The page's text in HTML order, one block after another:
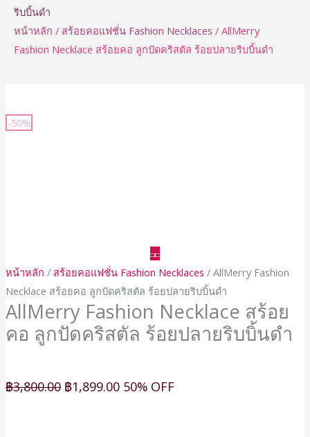
ริบบิ้นดำ
หน้าหลัก / สร้อยคอแฟชั่น Fashion Necklaces / AllMerry
Fashion Necklace สร้อยคอ ลูกปัดคริสตัล ร้อยปลายริบบิ้นดำ
-50%
หน้าหลัก / สร้อยคอแฟชั่น Fashion Necklaces / AllMerry Fashion
Necklace สร้อยคอ ลูกปัดคริสตัล ร้อยปลายริบบิ้นดำ
AllMerry Fashion Necklace สร้อย
คอ ลูกปัดคริสตัล ร้อยปลายริบบิ้นดำ
฿3,800.00 ฿1,899.00 50% OFF
ริบบิ้น
ดำ
ชิ้น